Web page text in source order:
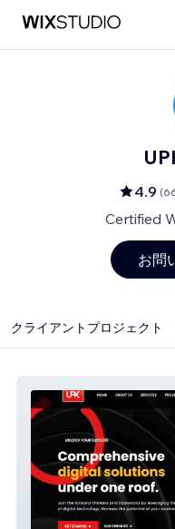
4.9 (
Certified
お問
クライアントプロジェクト